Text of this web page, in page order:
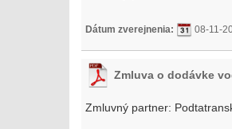
Dátum zverejnenia: 08-11-
Zmluva o dodávke
Zmluvný partner: